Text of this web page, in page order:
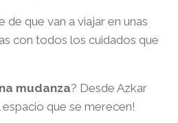
que van a viajar en unas
con todos los cuidados que
mudanza? Desde Azkar
espacio que se merecen!